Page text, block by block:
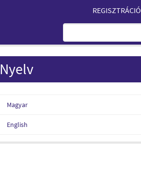
REGISZTRÁCIÓ
Nyelv
Magyar
English